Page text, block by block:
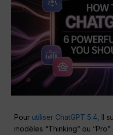
Pour utiliser ChatGPT 5.4, Il
modèles “Thinking” ou